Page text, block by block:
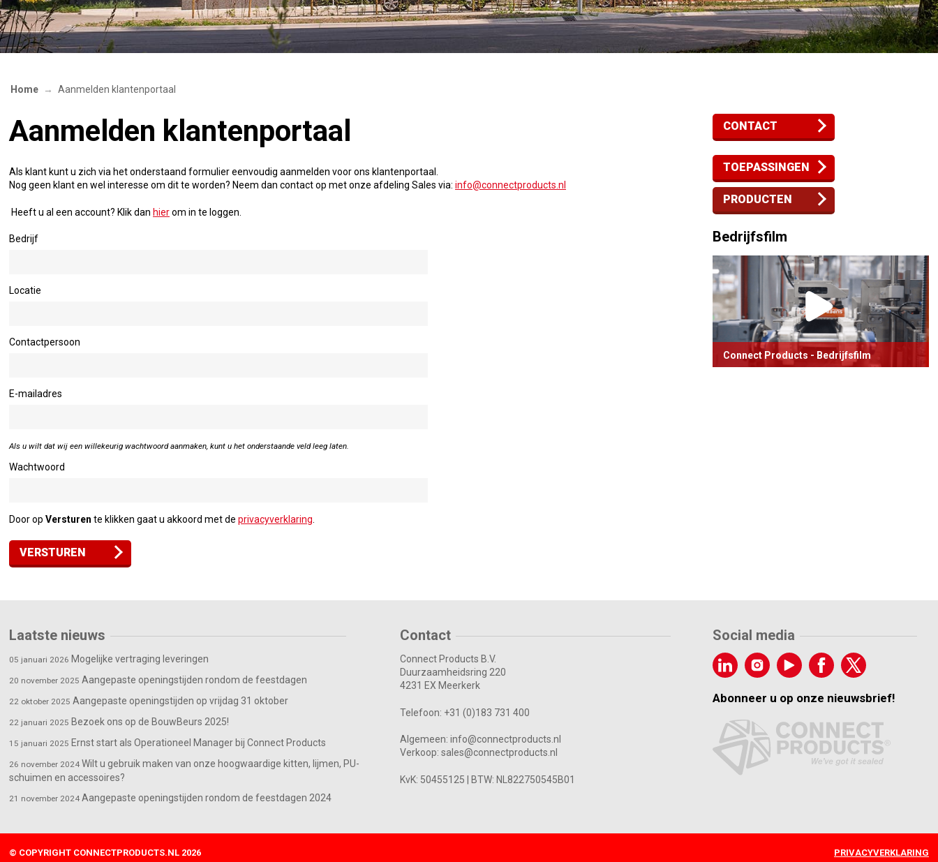
Home Aanmelden klantenportaal
Aanmelden klantenportaal
Als klant kunt u zich via het onderstaand formulier eenvoudig aanmelden voor ons klantenportaal.
Nog geen klant en wel interesse om dit te worden? Neem dan contact op met onze afdeling Sales via: info@connectproducts.nl
Heeft u al een account? Klik dan hierom in te loggen.
Bedrijf
Locatie
Contactpersoon
E-mailadres
Als u wilt dat wij een willekeurig wachtwoord aanmaken, kunt u het onderstaande veld leeg laten.
Wachtwoord
Door op Versturen te klikken gaat u akkoord met de privacyverklaring
VERSTUREN
CONTACT
TOEPASSINGEN
PRODUCTEN
Bedrijfsfilm
Connect Products - Bedrijfsfilm
Laatste nieuws
05 januari 2026 Mogelijke vertraging leveringen
20 november 2025 Aangepaste openingstijden rondom de feestdagen
22 oktober 2025 Aangepaste openingstijden op vrijdag 31 oktober
22 januari 2025 Bezoek ons op de BouwBeurs 2025!
15 januari 2025 Ernst start als Operationeel Manager bij Connect Products
26 november 2024 Wilt u gebruik maken van onze hoogwaardige kitten, lijmen, PU-
schuimen en accessoires?
21 november 2024 Aangepaste openingstijden rondom de feestdagen 2024
Contact
Connect Products B.V.
Duurzaamheidsring 220
4231 EX Meerkerk
Telefoon: +31 (0)183 731 400
Algemeen: info@connectproducts.nl
Verkoop: sales@connectproducts.nl
KvK: 50455125 | BTW: NL822750545B01
Social media
Abonneer u op onze nieuwsbrief!
© COPYRIGHT CONNECTPRODUCTS.NL 2026 PRIVACYVERKLARING